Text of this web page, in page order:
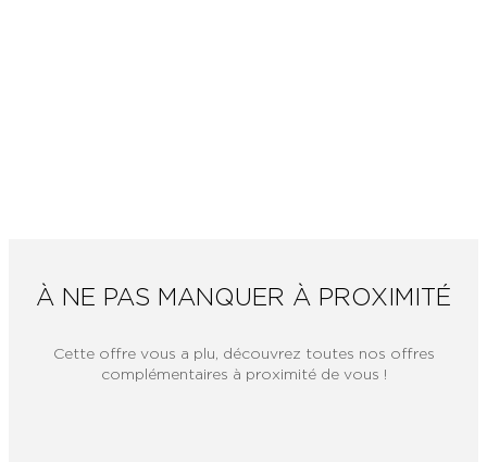
À NE PAS MANQUER À PROXIMITÉ
Cette offre vous a plu, découvrez toutes nos offres
complémentaires à proximité de vous !